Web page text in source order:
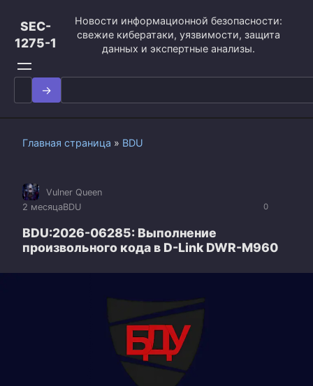
контенту
SEC-
1275-1
Новости информационной безопасности:
свежие кибератаки, уязвимости, защита
данных и экспертные анализы.
Search
for:
Главная страница » BDU
0
Vulner Queen
2 месяцаBDU
BDU:2026-06285: Выполнение
произвольного кода в D-Link DWR-M960